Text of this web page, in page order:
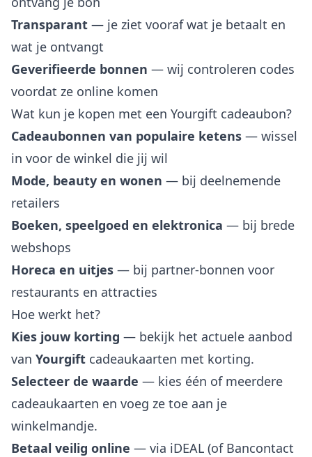
Transparant — je ziet vooraf wat je betaalt en
wat je ontvangt
Geverifieerde bonnen — wij controleren codes
voordat ze online komen
Wat kun je kopen met een Yourgift cadeaubon?
Cadeaubonnen van populaire ketens — wissel
in voor de winkel die jij wil
Mode, beauty en wonen — bij deelnemende
retailers
Boeken, speelgoed en elektronica — bij brede
webshops
Horeca en uitjes — bij partner-bonnen voor
restaurants en attracties
Hoe werkt het?
Kies jouw korting — bekijk het actuele aanbod
van Yourgift cadeaukaarten met korting.
Selecteer de waarde — kies één of meerdere
cadeaukaarten en voeg ze toe aan je
winkelmandje.
Betaal veilig online — via iDEAL (of Bancontact